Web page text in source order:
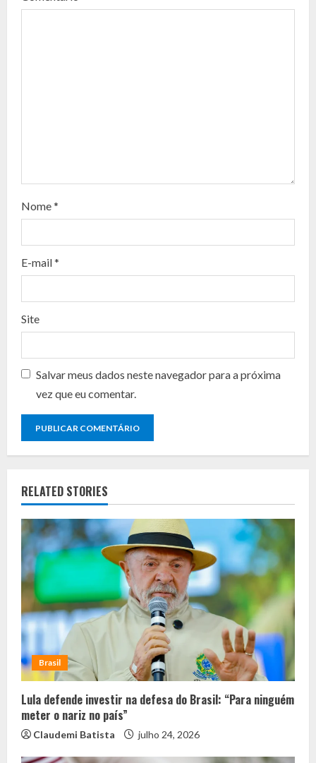
a
d
n
g
Nome*
E-mail*
Site
Salvar meus dados neste navegador para a próxima
vez que eu comentar.
RELATED STORIES
Brasil
Lula defende investir na defesa do Brasil: “Para ninguém
meter o nariz no país”
Claudemi Batista julho 24, 2026